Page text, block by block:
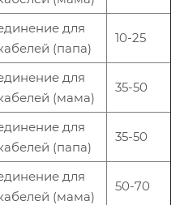
для
(папа)
10-25
для
(мама)
35-50
для
(папа)
35-50
для
(мама)
50-70